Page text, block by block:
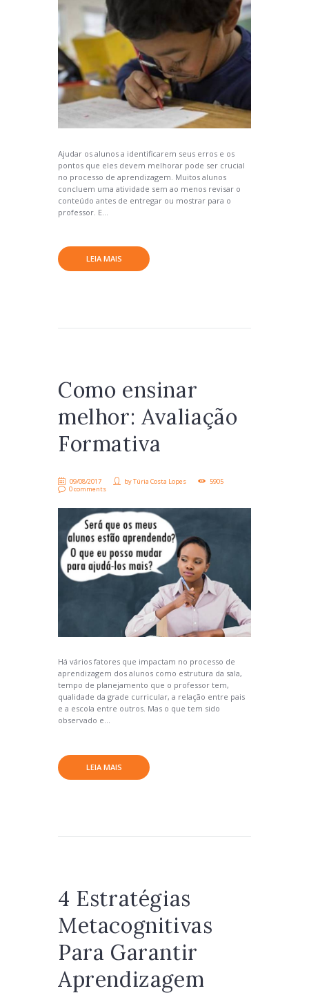
Ajudar os alunos a identificarem seus erros e os
pontos que eles devem melhorar pode ser crucial
no processo de aprendizagem. Muitos alunos
concluem uma atividade sem ao menos revisar o
conteúdo antes de entregar ou mostrar para o
professor. E...
LEIA MAIS
Como ensinar
melhor: Avaliação
Formativa
09/08/2017 byTúria Costa Lopes
5905
0 comments
Há vários fatores que impactam no processo de
aprendizagem dos alunos como estrutura da sala,
tempo de planejamento que o professor tem,
qualidade da grade curricular, a relação entre pais
e a escola entre outros. Mas o que tem sido
observado e...
LEIA MAIS
4 Estratégias
Metacognitivas
Para Garantir
Aprendizagem